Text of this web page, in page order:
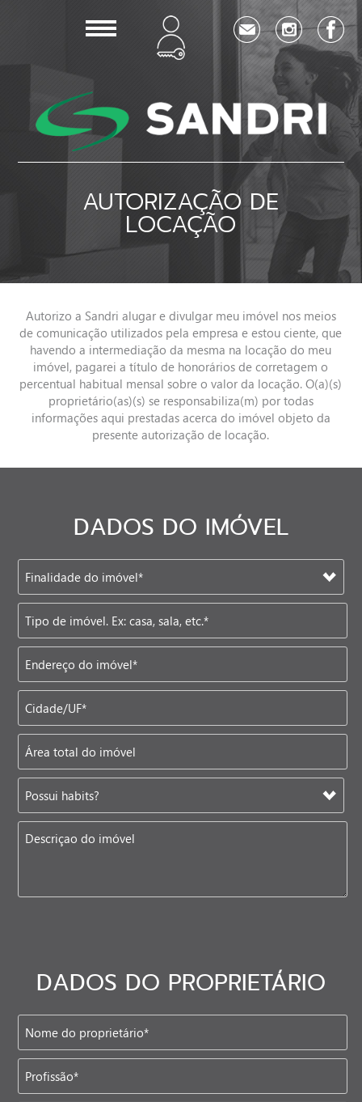
AUTORIZAÇÃO DE
LOCAÇÃO
Autorizo a Sandri alugar e divulgar meu imóvel nos meios
de comunicação utilizados pela empresa e estou ciente, que
havendo a intermediação da mesma na locação do meu
imóvel, pagarei a título de honorários de corretagem o
percentual habitual mensal sobre o valor da locação. O(a)(s)
proprietário(as)(s) se responsabiliza(m) por todas
informações aqui prestadas acerca do imóvel objeto da
presente autorização de locação.
DADOS DO IMÓVEL
DADOS DO PROPRIETÁRIO